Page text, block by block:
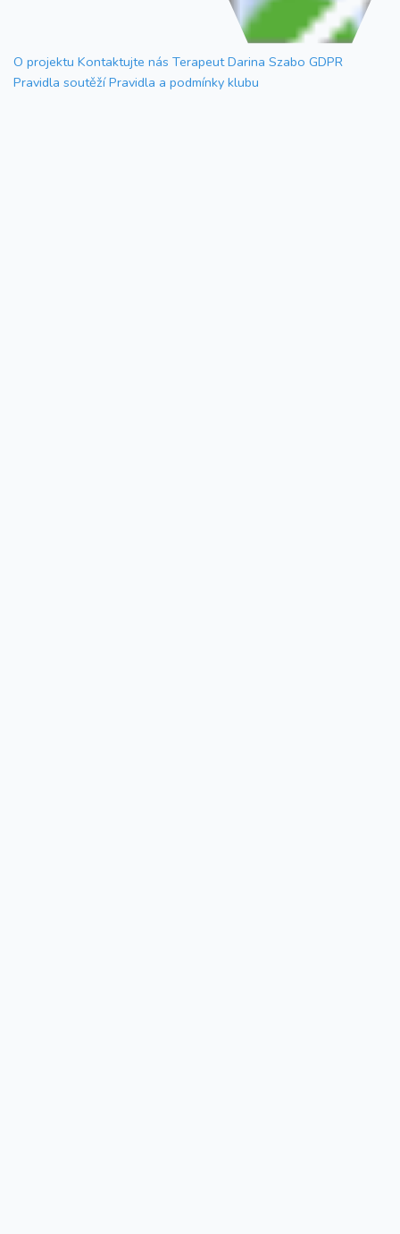
O projektu Kontaktujte nás Terapeut Darina Szabo GDPR
Pravidla soutěží Pravidla a podmínky klubu